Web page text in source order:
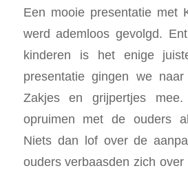
Een mooie presentatie met
werd ademloos gevolgd.
kinderen is het enige
presentatie gingen we
Zakjes en grijpertjes
opruimen met de ouders
Niets dan lof over de
ouders verbaasden zich